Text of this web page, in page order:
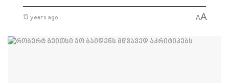
13 years ago AA